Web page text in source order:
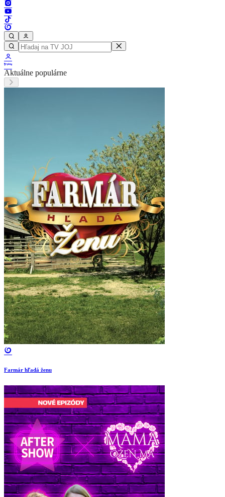
Aktuálne populárne
Farmár hľadá ženu